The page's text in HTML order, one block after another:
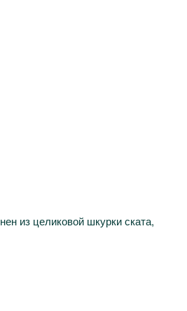
из целиковой шкурки ската,